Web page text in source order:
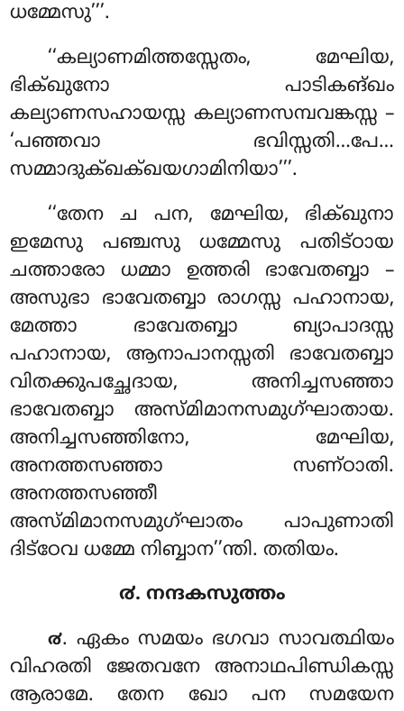
ധമ്മേസു’’’.
‘‘കല്യാണമിത്തസ്സേതം, മേഘിയ,
ഭിക്ഖുനോ പാടികങ്ഖം
കല്യാണസഹായസ്സ കല്യാണസമ്പവങ്കസ്സ –
‘പഞ്ഞവാ ഭവിസ്സതി…പേ…
സമ്മാദുക്ഖക്ഖയഗാമിനിയാ’’’.
‘‘തേനച പന, മേഘിയ, ഭിക്ഖുനാ
ഇമേസു പഞ്ചസു ധമ്മേസു പതിട്ഠായ
ചത്താരോ ധമ്മാ ഉത്തരി ഭാവേതബ്ബാ –
അസുഭാ ഭാവേതബ്ബാ രാഗസ്സ പഹാനായ,
മേത്താ ഭാവേതബ്ബാ ബ്യാപാദസ്സ
പഹാനായ, ആനാപാനസ്സതി ഭാവേതബ്ബാ
വിതക്കുപച്ഛേദായ, അനിച്ചസഞ്ഞാ
ഭാവേതബ്ബാ അസ്മിമാനസമുഗ്ഘാതായ.
അനിച്ചസഞ്ഞിനോ, മേഘിയ,
അനത്തസഞ്ഞാ സണ്ഠാതി.
അനത്തസഞ്ഞീ
അസ്മിമാനസമുഗ്ഘാതം പാപുണാതി
ദിട്ഠേവ ധമ്മേ നിബ്ബാന’’ന്തി. തതിയം.
൪. നന്ദകസുത്തം
൪. ഏകം സമയം ഭഗവാ സാവത്ഥിയം
വിഹരതി ജേതവനേ അനാഥപിണ്ഡികസ്സ
ആരാമേ. തേന ഖോ പന സമയേന